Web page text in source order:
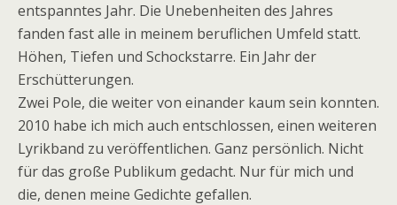
entspanntes Jahr. Die Unebenheiten des Jahres
fanden fast alle in meinem beruflichen Umfeld statt.
Höhen, Tiefen und Schockstarre. Ein Jahr der
Erschütterungen.
Zwei Pole, die weiter von einander kaum sein konnten.
2010 habe ich mich auch entschlossen, einen weiteren
Lyrikband zu veröffentlichen. Ganz persönlich. Nicht
für das große Publikum gedacht. Nur für mich und
die, denen meine Gedichte gefallen.